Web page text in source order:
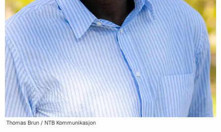
Thomas Brun / NTB Kommunikasjon